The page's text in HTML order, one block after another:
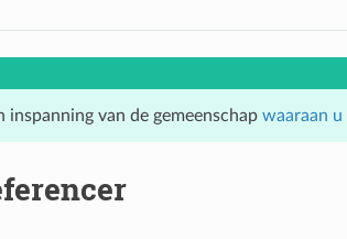
inspanning van de gemeenschap waaraan u